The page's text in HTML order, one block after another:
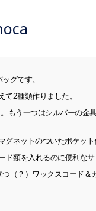
グです。
て2種類作りました。
う一つはシルバーの金
ネットのついたポケット
類を入れるのに便利なサ
（？）ワックスコード＆